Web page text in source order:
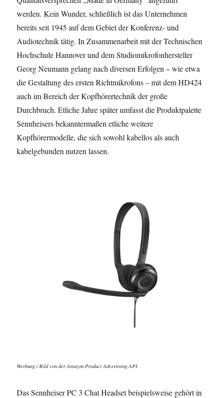
werden. Kein Wunder, schließlich ist das Unternehmen
bereits seit 1945 auf dem Gebiet der Konferenz- und
Audiotechnik tätig. In Zusammenarbeit mit der Technischen
Hochschule Hannover und dem Studiomikrofonhersteller
Georg Neumann gelang nach diversen Erfolgen – wie etwa
die Gestaltung des ersten Richtmikrofons – mit dem HD424
auch im Bereich der Kopfhörertechnik der große
Durchbruch. Etliche Jahre später umfasst die Produktpalette
Sennheisers bekanntermaßen etliche weitere
Kopfhörermodelle, die sich sowohl kabellos als auch
kabelgebunden nutzen lassen.
Werbung / Bild von der Amazon Product Advertising API
Das Sennheiser PC 3 Chat Headset beispielsweise gehört in